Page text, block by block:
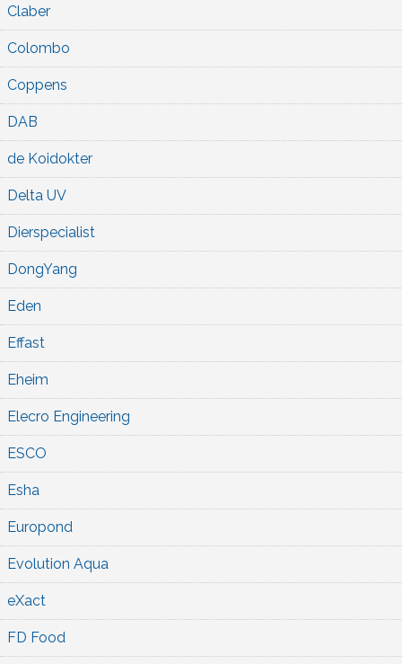
Claber
Colombo
Coppens
DAB
de Koidokter
Delta UV
Dierspecialist
DongYang
Eden
Effast
Eheim
Elecro Engineering
ESCO
Esha
Europond
Evolution Aqua
eXact
FD Food